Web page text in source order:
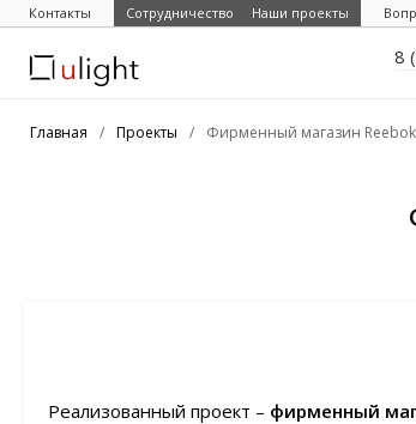
Контакты Сотрудничество Наши проекты
8
Главная / Проекты / Фирменный магазин
Реализованный проект – фирменный